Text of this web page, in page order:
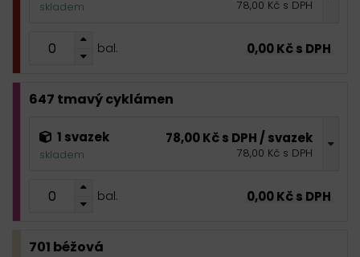
skladem 78,00 Kč s DPH
bal. 0,00 Kč s DPH
647 tmavý cyklámen
1 svazek
skladem
78,00 Kč s DPH / svazek
78,00 Kč s DPH
bal. 0,00 Kč s DPH
701 béžová